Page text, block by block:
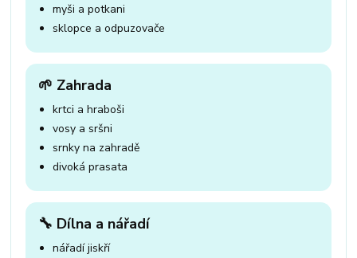
myši a potkani
sklopce a odpuzovače
🌱 Zahrada
krtci a hraboši
vosy a sršni
srnky na zahradě
divoká prasata
🔧 Dílna a nářadí
nářadí jiskří